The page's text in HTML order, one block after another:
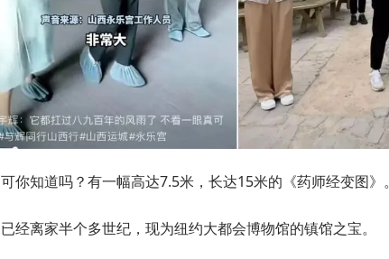
可你知道吗？有一幅高达7.5米，长达15米的《药师经变图》。
已经离家半个多世纪，现为纽约大都会博物馆的镇馆之宝。